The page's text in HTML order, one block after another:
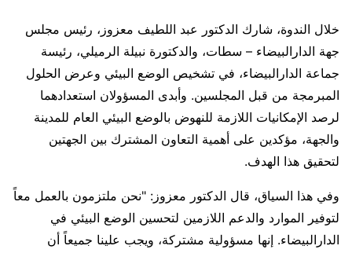
خلال الندوة، شارك الدكتور عبد اللطيف معزوز، رئيس مجلس
جهة الدارالبيضاء – سطات، والدكتورة نبيلة الرميلي، رئيسة
جماعة الدارالبيضاء، في تشخيص الوضع البيئي وعرض الحلول
المبرمجة من قبل المجلسين. وأبدى المسؤولان استعدادهما
لرصد الإمكانيات اللازمة للنهوض بالوضع البيئي العام للمدينة
والجهة، مؤكدين على أهمية التعاون المشترك بين الجهتين
لتحقيق هذا الهدف.
وفي هذا السياق، قال الدكتور معزوز: "نحن ملتزمون بالعمل معاً
لتوفير الموارد والدعم اللازمين لتحسين الوضع البيئي في
الدارالبيضاء. إنها مسؤولية مشتركة، ويجب علينا جميعاً أن